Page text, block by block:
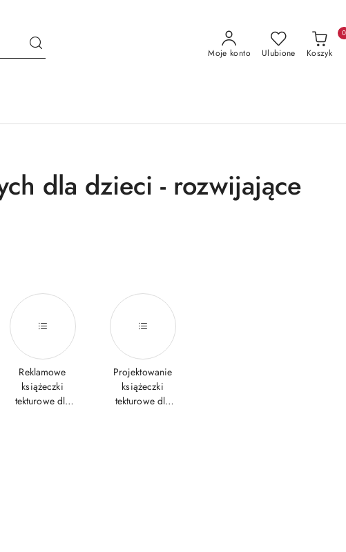
Moje konto Ulubione Koszyk
0
dla dzieci - rozwijające
Reklamowe
książeczki
tekturowe dla
Projektowanie
książeczki
tekturowe dla